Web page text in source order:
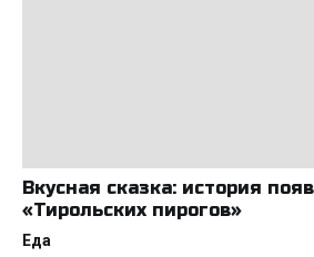
Вкусная сказка: история
«Тирольских пирогов»
Еда